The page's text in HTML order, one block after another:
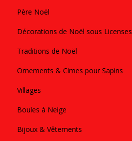
Père Noël
Décorations de Noël sous Licenses
Traditions de Noël
Ornements & Cimes pour Sapins
Villages
Boules à Neige
Bijoux & Vêtements